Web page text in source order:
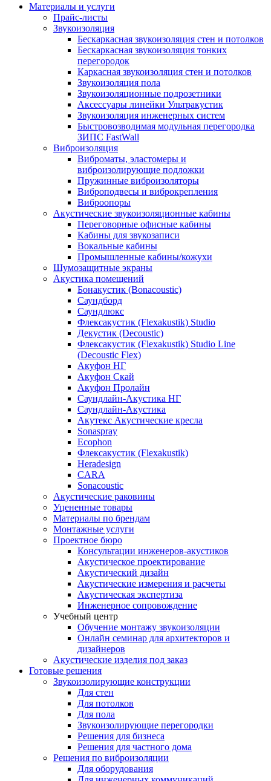
Материалы и услуги
Прайс-листы
Звукоизоляция
Бескаркасная звукоизоляция стен и потолков
Бескаркасная звукоизоляция тонких
перегородок
Каркасная звукоизоляция стен и потолков
Звукоизоляция пола
Звукоизоляционные подрозетники
Аксессуары линейки Ультракустик
Звукоизоляция инженерных систем
Быстровозводимая модульная перегородка
ЗИПС FastWall
Виброизоляция
Виброматы, эластомеры и
виброизолирующие подложки
Пружинные виброизоляторы
Виброподвесы и виброкрепления
Виброопоры
Акустические звукоизоляционные кабины
Переговорные офисные кабины
Кабины для звукозаписи
Вокальные кабины
Промышленные кабины/кожухи
Шумозащитные экраны
Акустика помещений
Бонакустик (Bonacoustic)
Саундборд
Саундлюкс
Флексакустик (Flexakustik) Studio
Декустик (Decoustic)
Флексакустик (Flexakustik) Studio Line
(Decoustic Flex)
Акуфон НГ
Акуфон Скай
Акуфон Пролайн
Саундлайн-Акустика НГ
Саундлайн-Акустика
Акутекс Акустические кресла
Sonaspray
Ecophon
Флексакустик (Flexakustik)
Heradesign
CARA
Sonacoustic
Акустические раковины
Уцененные товары
Материалы по брендам
Монтажные услуги
Проектное бюро
Консультации инженеров-акустиков
Акустическое проектирование
Акустический дизайн
Акустические измерения и расчеты
Акустическая экспертиза
Инженерное сопровождение
Учебный центр
Обучение монтажу звукоизоляции
Онлайн семинар для архитекторов и
дизайнеров
Акустические изделия под заказ
Готовые решения
Звукоизолирующие конструкции
Для стен
Для потолков
Для пола
Звукоизолирующие перегородки
Решения для бизнеса
Решения для частного дома
Решения по виброизоляции
Для оборудования